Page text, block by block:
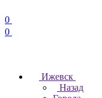
0
0
Ижевск
Назад